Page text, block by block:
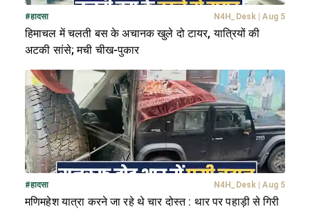
#हादसा N4H_Desk | Aug 5
हिमाचल में चलती बस के अचानक खुले दो टायर, यात्रियों की
अटकी सांसे; मची चीख-पुकार
#हादसा N4H_Desk | Aug 5
मणिमहेश यात्रा करने जा रहे थे चार दोस्त : थार पर पहाड़ी से गिरी